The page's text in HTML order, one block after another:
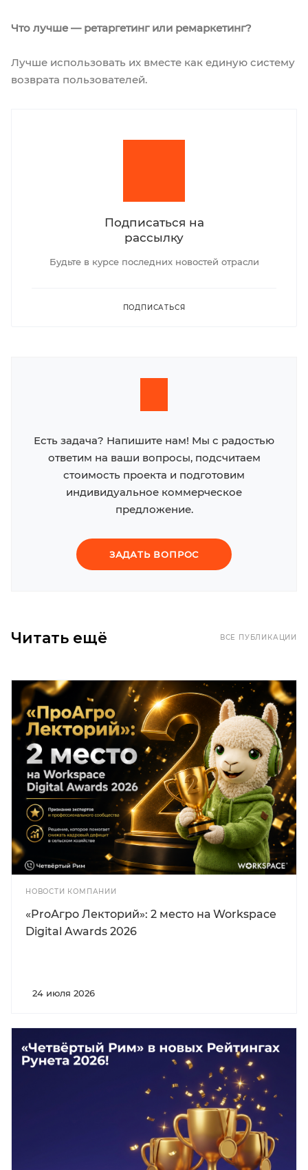
Что лучше — ретаргетинг или ремаркетинг?
Лучше использовать их вместе как единую систему
возврата пользователей.
Подписаться на
рассылку
Будьте в курсе последних новостей отрасли
ПОДПИСАТЬСЯ
Есть задача? Напишите нам! Мы с радостью
ответим на ваши вопросы, подсчитаем
стоимость проекта и подготовим
индивидуальное коммерческое
предложение.
ЗАДАТЬ ВОПРОС
ВСЕ ПУБЛИКАЦИИ
Читать ещё
НОВОСТИ КОМПАНИИ
«ProАгро Лекторий»: 2 место на Workspace
Digital Awards 2026
24 июля 2026